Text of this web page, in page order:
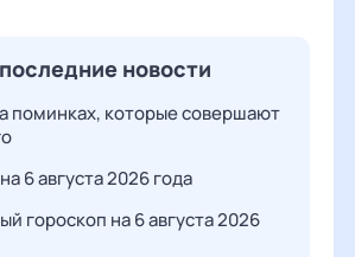
новости
поминках, которые совершают
6 августа 2026 года
гороскоп на 6 августа 2026